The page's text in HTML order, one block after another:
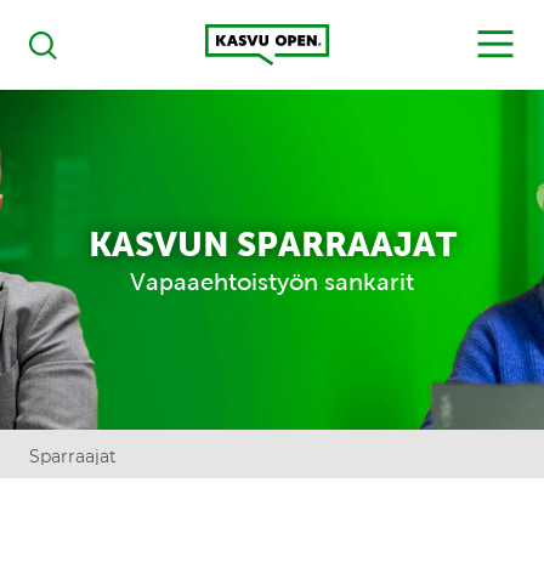
Haku
Kasvu Open
MENU
KASVUN SPARRAAJAT
Vapaaehtoistyön sankarit
Sparraajat